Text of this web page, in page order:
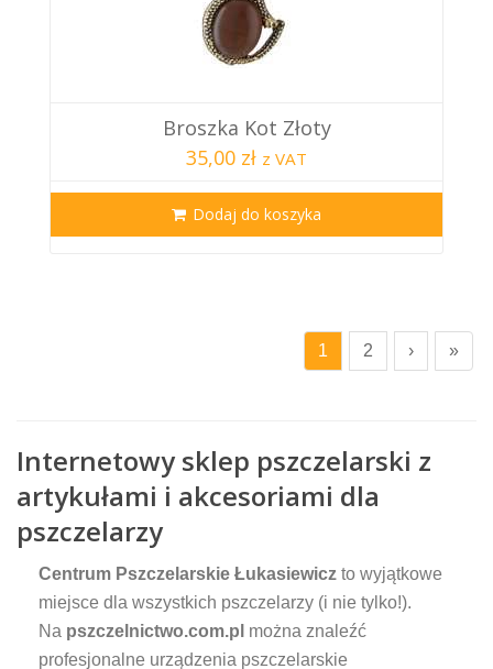
Broszka Kot Złoty
35,00 zł z VAT
Dodaj do koszyka
1 2 › »
Internetowy sklep pszczelarski z
artykułami i akcesoriami dla
pszczelarzy
Centrum Pszczelarskie Łukasiewicz to wyjątkowe
miejsce dla wszystkich pszczelarzy (i nie tylko!).
Na pszczelnictwo.com.pl można znaleźć
profesjonalne urządzenia pszczelarskie